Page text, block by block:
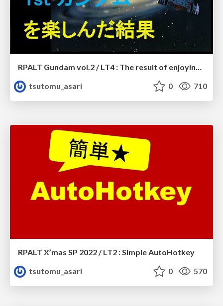
RPALT Gundam vol.2 / LT4 : The result of enjoying First Gundam with an RPA brain
tsutomu_asari
0 710
RPALT X’mas SP 2022 / LT2 : Simple AutoHotkey
tsutomu_asari
0 570